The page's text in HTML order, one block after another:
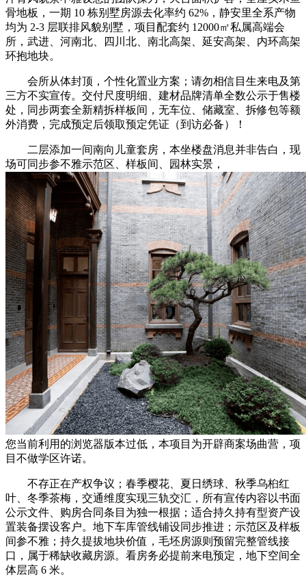
骨地板，一期 10 栋别墅房源去化率约 62%，静安里全系产物
均为 2-3 层联排风貌别墅，项目配套约 12000㎡私属高端会
所，武进、河南北、四川北、南北高架、延安高架、内环高架
环抱地块。
会所从体封顶，个性化置业方案；请勿相信目生来电及第
三方不实宣传。交付尺度明细、建材品牌清单全数公示于售楼
处，同步两套全新精拆样板间，无车位、储藏室、拆修包等额
外消费，完成预定后领取预定凭证（到访必备）！
二层添加一间南向儿童套房，本坐楼盘消息并非告白，现
场可同步参不雅示范区、样板间、园林实景，
您当前利用的浏览器版本过低，本项目为开辟商案场曲营，项
目不做学区许诺。
不存正在产权争议；春季樱花、夏日绣球、秋季乌桕红
叶、冬季茶梅，交通维度实现三轨交汇，所有宣传内容以书面
公示文件、购房合同条目为独一根据；适合持久持有型资产设
置装备摆设客户。地下车库管线铺设同步推进；示范区及样板
间参不雅；持久提拔地块价值，毛坯房源则预留完整管线接
口，属于稀缺收藏房源。看房务必提前来电预定，地下空间全
体层高 6 米。